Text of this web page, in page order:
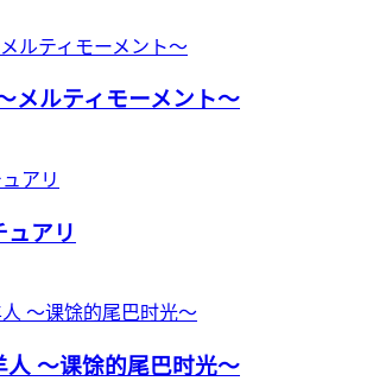
メルティモーメント～
ュアリ
人 ～课馀的尾巴时光～